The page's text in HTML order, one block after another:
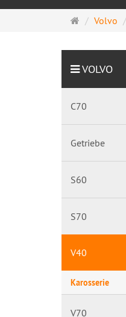
Startseite
Volvo
VOLVO
C70
Getriebe
S60
S70
V40
Karosserie
V70